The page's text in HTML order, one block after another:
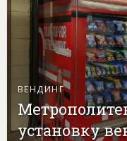
ВЕНДИНГ
установку